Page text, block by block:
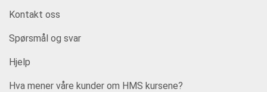
Kontakt oss
Spørsmål og svar
Hjelp
Hva mener våre kunder om HMS kursene?